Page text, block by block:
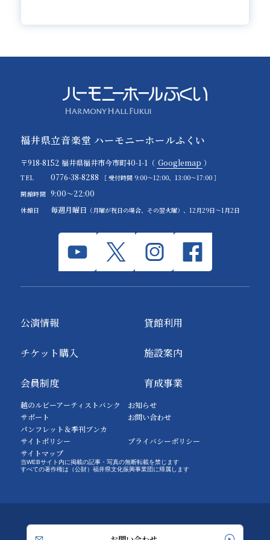
福井県立音楽堂 ハーモニーホールふくい
〒918-8152 福井県福井市今市町40-1-1（ Googlemap ）
TEL 0776-38-8288
［ 受付時間 9:00～12:00、13:00～17:00 ］
開館時間 9:00～22:00
休館日 毎週月曜日 （月曜が祝日の場合、その翌火曜）、12月29日～1月2日
公演情報
チケット購入
会員制度
貸館利用
施設案内
育成事業
越のルビーアーティストバンク
サポート
パンフレット＆季刊ブンカ
お知らせ
お問い合わせ
サイトポリシー
プライバシーポリシー
サイトマップ
当WEBサイト内に掲載の記事・写真の無断転載を禁じます
すべての著作権は（公財）福井県文化振興事業団に帰属します